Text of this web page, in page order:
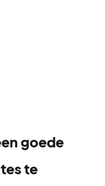
goede
te